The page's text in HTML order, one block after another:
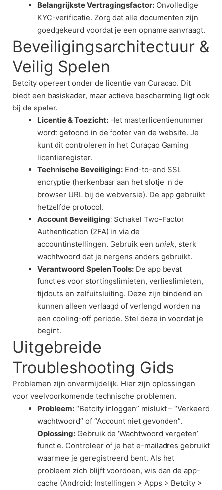
Belangrijkste Vertragingsfactor: Onvolledige
KYC-verificatie. Zorg dat alle documenten zijn
goedgekeurd voordat je een opname aanvraagt.
Beveiligingsarchitectuur &
Veilig Spelen
Betcity opereert onder de licentie van Curaçao. Dit
biedt een basiskader, maar actieve bescherming ligt ook
bij de speler.
Licentie & Toezicht: Het masterlicentienummer
wordt getoond in de footer van de website. Je
kunt dit controleren in het Curaçao Gaming
licentieregister.
Technische Beveiliging: End-to-end SSL
encryptie (herkenbaar aan het slotje in de
browser URL bij de webversie). De app gebruikt
hetzelfde protocol.
Account Beveiliging: Schakel Two-Factor
Authentication (2FA) in via de
accountinstellingen. Gebruik een uniek, sterk
wachtwoord dat je nergens anders gebruikt.
Verantwoord Spelen Tools: De app bevat
functies voor stortingslimieten, verlieslimieten,
tijdouts en zelfuitsluiting. Deze zijn bindend en
kunnen alleen verlaagd of verlengd worden na
een cooling-off periode. Stel deze in voordat je
begint.
Uitgebreide
Troubleshooting Gids
Problemen zijn onvermijdelijk. Hier zijn oplossingen
voor veelvoorkomende technische problemen.
Probleem: “Betcity inloggen” mislukt – “Verkeerd
wachtwoord” of “Account niet gevonden”.
Oplossing: Gebruik de ‘Wachtwoord vergeten’
functie. Controleer of je het e-mailadres gebruikt
waarmee je geregistreerd bent. Als het
probleem zich blijft voordoen, wis dan de app-
cache (Android: Instellingen > Apps > Betcity >